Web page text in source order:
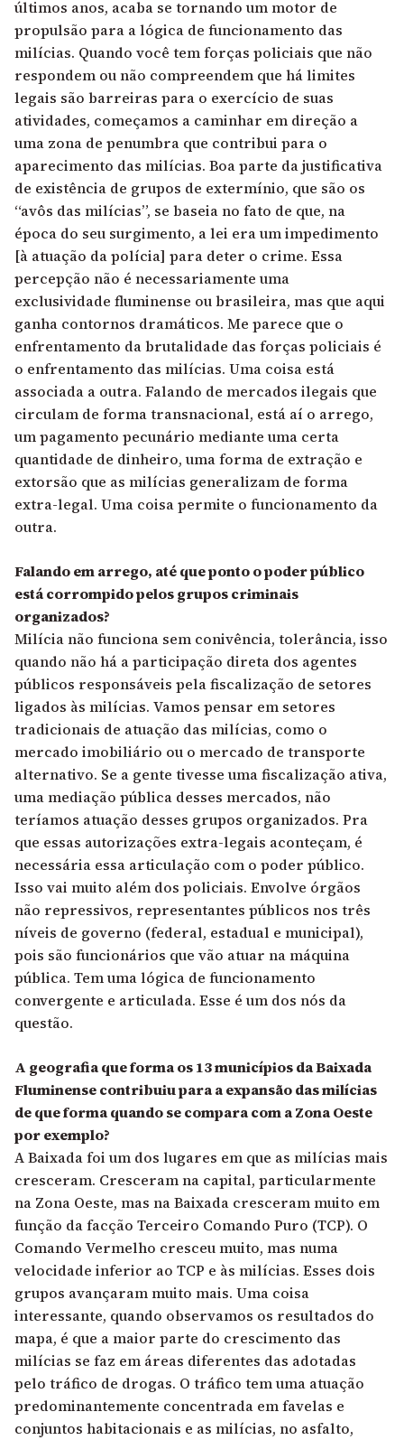
últimos anos, acaba se tornando um motor de
propulsão para a lógica de funcionamento das
milícias. Quando você tem forças policiais que não
respondem ou não compreendem que há limites
legais são barreiras para o exercício de suas
atividades, começamos a caminhar em direção a
uma zona de penumbra que contribui para o
aparecimento das milícias. Boa parte da justificativa
de existência de grupos de extermínio, que são os
“avôs das milícias”, se baseia no fato de que, na
época do seu surgimento, a lei era um impedimento
[à atuação da polícia] para deter o crime. Essa
percepção não é necessariamente uma
exclusividade fluminense ou brasileira, mas que aqui
ganha contornos dramáticos. Me parece que o
enfrentamento da brutalidade das forças policiais é
o enfrentamento das milícias. Uma coisa está
associada a outra. Falando de mercados ilegais que
circulam de forma transnacional, está aí o arrego,
um pagamento pecunário mediante uma certa
quantidade de dinheiro, uma forma de extração e
extorsão que as milícias generalizam de forma
extra-legal. Uma coisa permite o funcionamento da
outra.
Falando em arrego, até que ponto o poder público
está corrompido pelos grupos criminais
organizados?
Milícia não funciona sem conivência, tolerância, isso
quando não há a participação direta dos agentes
públicos responsáveis pela fiscalização de setores
ligados às milícias. Vamos pensar em setores
tradicionais de atuação das milícias, como o
mercado imobiliário ou o mercado de transporte
alternativo. Se a gente tivesse uma fiscalização ativa,
uma mediação pública desses mercados, não
teríamos atuação desses grupos organizados. Pra
que essas autorizações extra-legais aconteçam, é
necessária essa articulação com o poder público.
Isso vai muito além dos policiais. Envolve órgãos
não repressivos, representantes públicos nos três
níveis de governo (federal, estadual e municipal),
pois são funcionários que vão atuar na máquina
pública. Tem uma lógica de funcionamento
convergente e articulada. Esse é um dos nós da
questão.
A geografia que forma os 13 municípios da Baixada
Fluminense contribuiu para a expansão das milícias
de que forma quando se compara com a Zona Oeste
por exemplo?
A Baixada foi um dos lugares em que as milícias mais
cresceram. Cresceram na capital, particularmente
na Zona Oeste, mas na Baixada cresceram muito em
função da facção Terceiro Comando Puro (TCP). O
Comando Vermelho cresceu muito, mas numa
velocidade inferior ao TCP e às milícias. Esses dois
grupos avançaram muito mais. Uma coisa
interessante, quando observamos os resultados do
mapa, é que a maior parte do crescimento das
milícias se faz em áreas diferentes das adotadas
pelo tráfico de drogas. O tráfico tem uma atuação
predominantemente concentrada em favelas e
conjuntos habitacionais e as milícias, no asfalto,